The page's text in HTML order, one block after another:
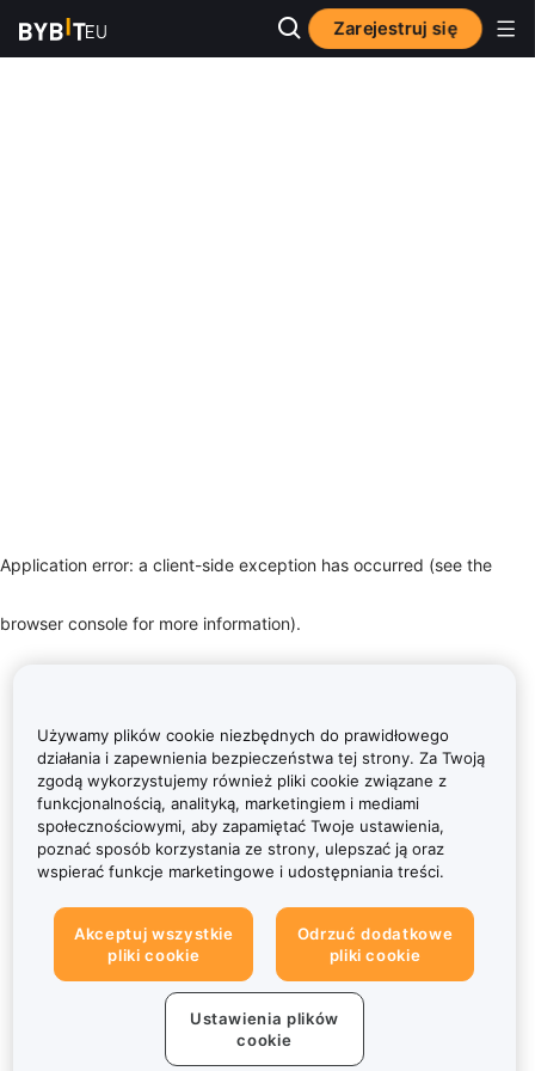
Zarejestruj się
Application error: a client-side exception has occurred (see the
browser console for more information).
Używamy plików cookie niezbędnych do prawidłowego
działania i zapewnienia bezpieczeństwa tej strony. Za Twoją
zgodą wykorzystujemy również pliki cookie związane z
funkcjonalnością, analityką, marketingiem i mediami
społecznościowymi, aby zapamiętać Twoje ustawienia,
poznać sposób korzystania ze strony, ulepszać ją oraz
wspierać funkcje marketingowe i udostępniania treści.
Akceptuj wszystkie
pliki cookie
Odrzuć dodatkowe
pliki cookie
Ustawienia plików
cookie